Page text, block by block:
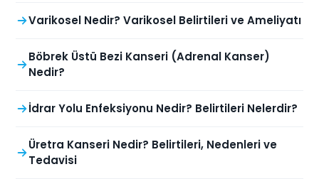
Varikosel Nedir? Varikosel Belirtileri ve Ameliyatı
Böbrek Üstü Bezi Kanseri (Adrenal Kanser)
Nedir?
İdrar Yolu Enfeksiyonu Nedir? Belirtileri Nelerdir?
Üretra Kanseri Nedir? Belirtileri, Nedenleri ve
Tedavisi